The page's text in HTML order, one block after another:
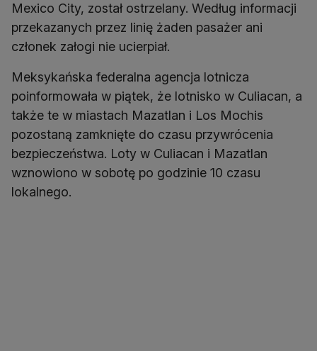
Mexico City, został ostrzelany. Według informacji
przekazanych przez linię żaden pasażer ani
członek załogi nie ucierpiał.
Meksykańska federalna agencja lotnicza
poinformowała w piątek, że lotnisko w Culiacan, a
także te w miastach Mazatlan i Los Mochis
pozostaną zamknięte do czasu przywrócenia
bezpieczeństwa. Loty w Culiacan i Mazatlan
wznowiono w sobotę po godzinie 10 czasu
lokalnego.